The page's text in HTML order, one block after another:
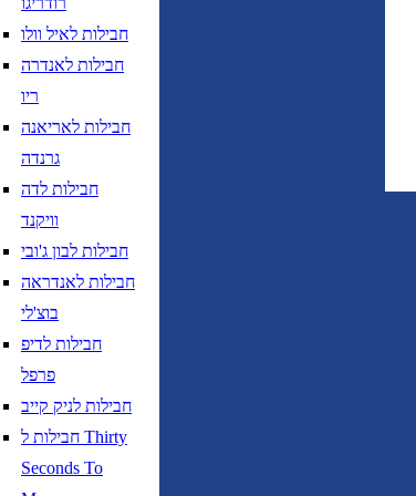
חבילות לאיל וולו
חבילות לאנדרה
ריו
חבילות לאריאנה
גרנדה
חבילות לדה
וויקנד
חבילות לבון ג'ובי
חבילות לאנדראה
בוצ'לי
חבילות לדיפ
פרפל
חבילות לניק קייב
חבילות ל Thirty
Seconds To
נא לוודא בחירת יעד לפני בחירת
נא לוודא בחירת יעד לפני בחירת
תאריך יציאה,